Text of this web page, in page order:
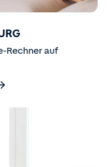
Rechner auf